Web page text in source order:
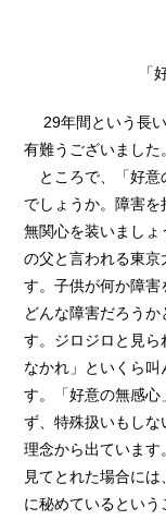
「
29年間という長
有難うございました
ところで、「好意
でしょうか。障害
無関心を装いましょ
の父と言われる東
す。子供が何か障害
どんな障害だろう
す。ジロジロと見
なかれ」といくら
す。「好意の無感
ず、特殊扱いもし
理念から出ていま
見てとれた場合に
に秘めているとい